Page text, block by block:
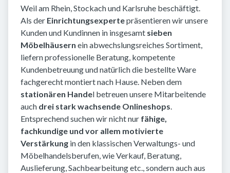
Weil am Rhein, Stockach und Karlsruhe beschäftigt.
Als der Einrichtungsexpertepräsentieren wir unsere
Kunden und Kundinnen in insgesamt sieben
Möbelhäusern ein abwechslungsreiches Sortiment,
liefern professionelle Beratung, kompetente
Kundenbetreuung und natürlich die bestellte Ware
fachgerecht montiert nach Hause. Neben dem
stationären Handel betreuen unsere Mitarbeitende
auch drei stark wachsende Onlineshops.
Entsprechend suchen wir nicht nur fähige,
fachkundige und vor allem motivierte
Verstärkung in den klassischen Verwaltungs- und
Möbelhandelsberufen, wie Verkauf, Beratung,
Auslieferung, Sachbearbeitung etc., sondern auch aus